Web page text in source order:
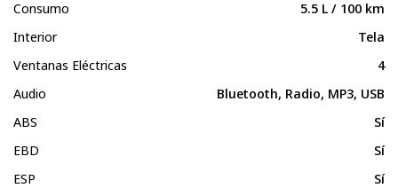
Consumo
5.5 L / 100 km
Interior
Tela
Ventanas Eléctricas
4
Audio
Bluetooth, Radio, MP3, USB
ABS
Sí
EBD
Sí
ESP
Sí